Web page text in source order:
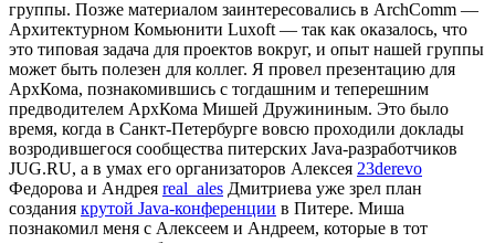
группы. Позже материалом заинтересовались в ArchComm —
Архитектурном Комьюнити Luxoft — так как оказалось, что
это типовая задача для проектов вокруг, и опыт нашей группы
может быть полезен для коллег. Я провел презентацию для
АрхКома, познакомившись с тогдашним и теперешним
предводителем АрхКома Мишей Дружининым. Это было
время, когда в Санкт-Петербурге вовсю проходили доклады
возродившегося сообщества питерских Java-разработчиков
JUG.RU, а в умах его организаторов Алексея 23derevo
Федорова и Андрея real_ales Дмитриева уже зрел план
создания крутой Java-конференции в Питере. Миша
познакомил меня с Алексеем и Андреем, которые в тот